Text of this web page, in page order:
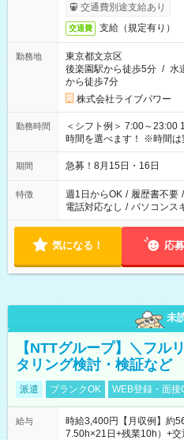
交通費別途支給あり
交通費 支給（規定有り）
勤務地
東京都文京区
後楽園駅から徒歩5分 / 水
から徒歩7分
株式会社ライブパワー
勤務時間
＜シフト例＞ 7:00～23:00 13:30～22:00
時間を選べます！ ※時間は
期間 急募！8月15日・16日
特徴 週1日からOK / 履歴書不要 /
電話対応なし / パソコンス
気になる！ 応
未
【NTTグループ】＼フル
タリング検討・検証など
派遣 ブランクOK WEB登録・面接
給与
時給3,400円【月収例】約
7.50h×21日+残業10h）+交